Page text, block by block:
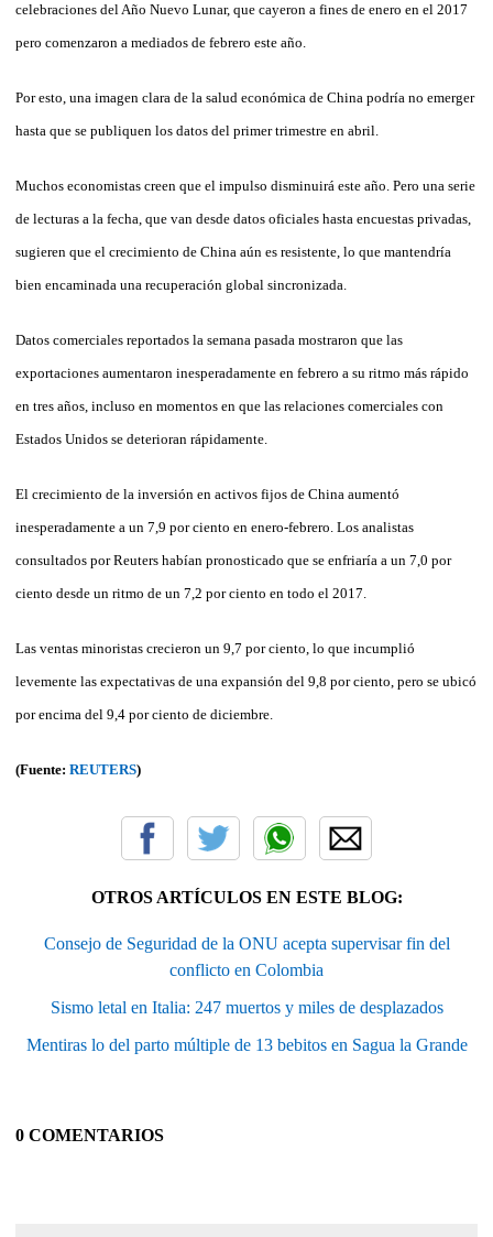
celebraciones del Año Nuevo Lunar, que cayeron a fines de enero en el 2017
pero comenzaron a mediados de febrero este año.
Por esto, una imagen clara de la salud económica de China podría no emerger
hasta que se publiquen los datos del primer trimestre en abril.
Muchos economistas creen que el impulso disminuirá este año. Pero una serie
de lecturas a la fecha, que van desde datos oficiales hasta encuestas privadas,
sugieren que el crecimiento de China aún es resistente, lo que mantendría
bien encaminada una recuperación global sincronizada.
Datos comerciales reportados la semana pasada mostraron que las
exportaciones aumentaron inesperadamente en febrero a su ritmo más rápido
en tres años, incluso en momentos en que las relaciones comerciales con
Estados Unidos se deterioran rápidamente.
El crecimiento de la inversión en activos fijos de China aumentó
inesperadamente a un 7,9 por ciento en enero-febrero. Los analistas
consultados por Reuters habían pronosticado que se enfriaría a un 7,0 por
ciento desde un ritmo de un 7,2 por ciento en todo el 2017.
Las ventas minoristas crecieron un 9,7 por ciento, lo que incumplió
levemente las expectativas de una expansión del 9,8 por ciento, pero se ubicó
por encima del 9,4 por ciento de diciembre.
(Fuente: REUTERS)
OTROS ARTÍCULOS EN ESTE BLOG:
Consejo de Seguridad de la ONU acepta supervisar fin del
conflicto en Colombia
Sismo letal en Italia: 247 muertos y miles de desplazados
Mentiras lo del parto múltiple de 13 bebitos en Sagua la Grande
0 COMENTARIOS